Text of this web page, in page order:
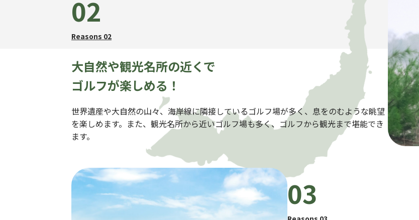
02
Reasons 02
大自然や観光名所の近くで
ゴルフが楽しめる！
世界遺産や大自然の山々、海岸線に隣接しているゴルフ場が多く、息をのむような眺望
を楽しめます。また、観光名所から近いゴルフ場も多く、ゴルフから観光まで堪能でき
ます。
03